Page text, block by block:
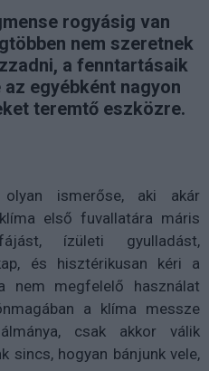
rogyásig van
nem szeretnek
a fenntartásaik
egyébként nagyon
teremtő eszközre.
ismerőse, aki akár
első fuvallatára máris
ízületi gyulladást,
és hisztérikusan kéri a
nem megfelelő használat
a klíma messze
csak akkor válik
sincs, hogyan bánjunk vele,